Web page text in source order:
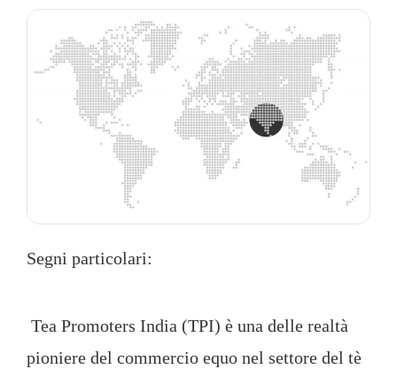
Segni particolari:
Tea Promoters India (TPI) è una delle realtà
pioniere del commercio equo nel settore del tè